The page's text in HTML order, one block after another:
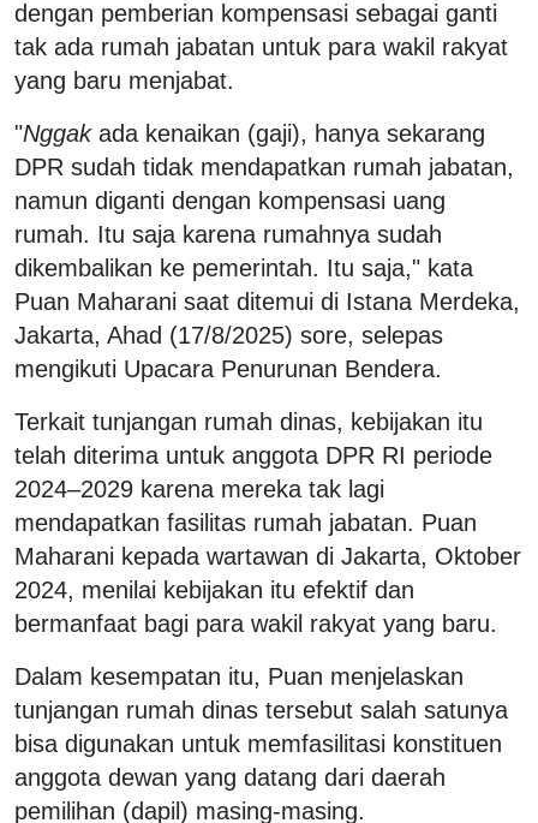
dengan pemberian kompensasi sebagai ganti
tak ada rumah jabatan untuk para wakil rakyat
yang baru menjabat.
"Nggakada kenaikan (gaji), hanya sekarang
DPR sudah tidak mendapatkan rumah jabatan,
namun diganti dengan kompensasi uang
rumah. Itu saja karena rumahnya sudah
dikembalikan ke pemerintah. Itu saja," kata
Puan Maharani saat ditemui di Istana Merdeka,
Jakarta, Ahad (17/8/2025) sore, selepas
mengikuti Upacara Penurunan Bendera.
Terkait tunjangan rumah dinas, kebijakan itu
telah diterima untuk anggota DPR RI periode
2024–2029 karena mereka tak lagi
mendapatkan fasilitas rumah jabatan. Puan
Maharani kepada wartawan di Jakarta, Oktober
2024, menilai kebijakan itu efektif dan
bermanfaat bagi para wakil rakyat yang baru.
Dalam kesempatan itu, Puan menjelaskan
tunjangan rumah dinas tersebut salah satunya
bisa digunakan untuk memfasilitasi konstituen
anggota dewan yang datang dari daerah
pemilihan (dapil) masing-masing.